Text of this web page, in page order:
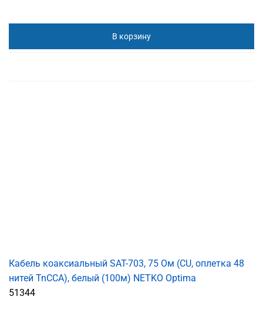
В корзину
Кабель коаксиальный SAT-703, 75 Ом (CU, оплетка 48
нитей TnCCA), белый (100м) NETKO Optima
51344